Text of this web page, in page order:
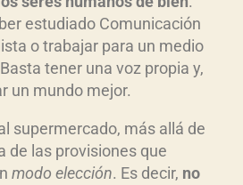
estudiado Comunicación
o trabajar para un medio
tener una voz propia y,
un mundo mejor.
supermercado, más allá de
de las provisiones que
modo elección. Es decir, no